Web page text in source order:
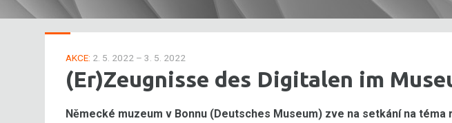
AKCE: 2. 5. 2022 – 3. 5. 2022
(Er)Zeugnisse des Digitalen im
Německé muzeum v Bonnu (Deutsches Museum) zve na setkání na